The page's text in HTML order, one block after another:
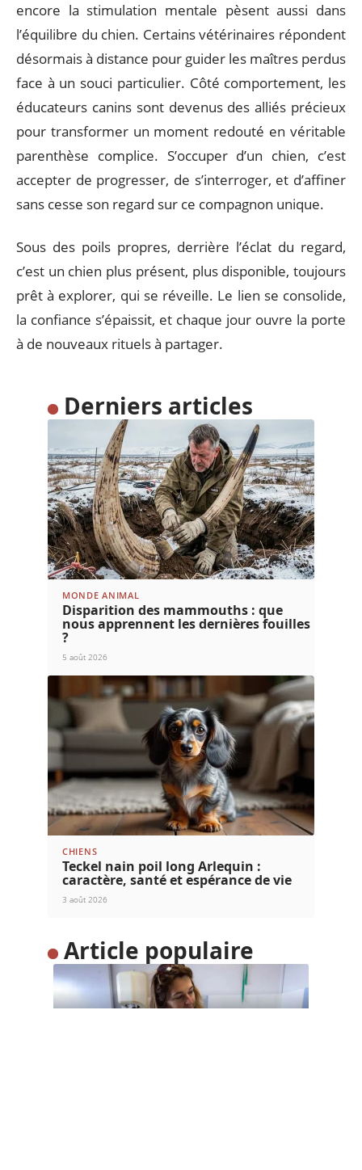
encore la stimulation mentale pèsent aussi dans
l’équilibre du chien. Certains vétérinaires répondent
désormais à distance pour guider les maîtres perdus
face à un souci particulier. Côté comportement, les
éducateurs canins sont devenus des alliés précieux
pour transformer un moment redouté en véritable
parenthèse complice. S’occuper d’un chien, c’est
accepter de progresser, de s’interroger, et d’affiner
sans cesse son regard sur ce compagnon unique.
Sous des poils propres, derrière l’éclat du regard,
c’est un chien plus présent, plus disponible, toujours
prêt à explorer, qui se réveille. Le lien se consolide,
la confiance s’épaissit, et chaque jour ouvre la porte
à de nouveaux rituels à partager.
Derniers articles
MONDE ANIMAL
Disparition des mammouths : que
nous apprennent les dernières fouilles
?
5 août 2026
CHIENS
Teckel nain poil long Arlequin :
caractère, santé et espérance de vie
3 août 2026
Article populaire
INFOS